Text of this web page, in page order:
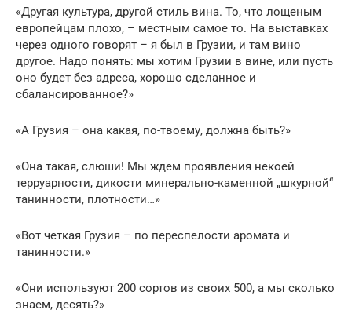
«Другая культура, другой стиль вина. То, что лощеным
европейцам плохо, – местным самое то. На выставках
через одного говорят – я был в Грузии, и там вино
другое. Надо понять: мы хотим Грузии в вине, или пусть
оно будет без адреса, хорошо сделанное и
сбалансированное?»
«А Грузия – она какая, по-твоему, должна быть?»
«Она такая, слюши! Мы ждем проявления некоей
терруарности, дикости минерально-каменной „шкурной“
танинности, плотности…»
«Вот четкая Грузия – по переспелости аромата и
танинности.»
«Они используют 200 сортов из своих 500, а мы сколько
знаем, десять?»